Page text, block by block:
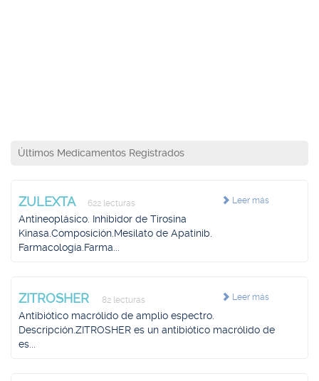
Últimos Medicamentos Registrados
Leer más
ZULEXTA 622 lecturas
Antineoplásico. Inhibidor de Tirosina
Kinasa.Composición.Mesilato de Apatinib.
Farmacología.Farma...
Leer más
ZITROSHER 82 lecturas
Antibiótico macrólido de amplio espectro.
Descripción.ZITROSHER es un antibiótico macrólido de
es...